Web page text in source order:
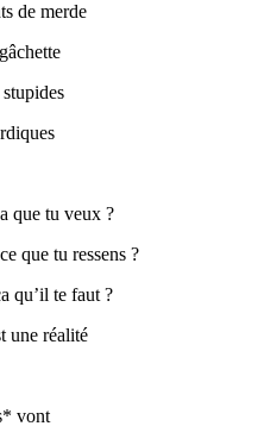
de merde
que tu veux ?
que tu ressens ?
qu’il te faut ?
une réalité
vont